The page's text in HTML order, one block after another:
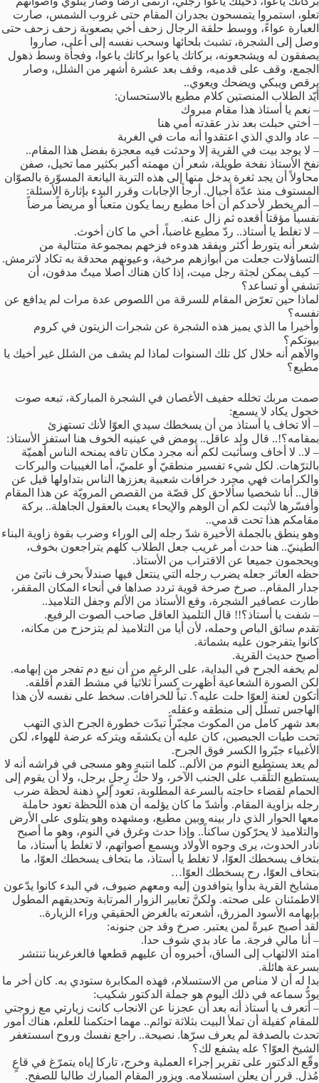
تعلو، استمروا يتمسحون بجدران المقام حتى غروب الشمس، صارت
العبارة عواءً، ووسط حلقة الرجال زحف أخي بصعوبة زحف زحف حتى
وصل إلى الشجرة، تشبث بلحائها وسحب نفسه إلى أعلى، صاروا
يصفقون له ويشجعونه، بركاتك ياعوا بركاتك ياعوا، وفجأة وسط ذهول
الجمع، وقف على قدميه، وقف بعد عشرة أشهر من الشلل، وصار
يرقص ويبكي ويضحك ويعوي..
أيّد الطلاب المنصتين كلام مطيع بالاستحسان:
– نعم يا أستاذ هذا مقام مبروك
– أختي حبلت بعد نذر عقدته أمي هنا
– عاد والدي الذي اعتقدوا أنه مات في الغربة
– لا يوجد بيت في القرية إلا وحدثت فيه معجزة بفضل هذا المقام..
نفخ الأستاذ نفخة طويلة، شعر أن مهمته أكبر بكثير مما تخيل، صفن
محاولاً أن يجد ثغرة يدخل منها إلى هذه التربة اليانعة المسوّرة بالصوّان
المستوف منذ عدّة أجيال. أرجأ الإجابات وقرر البدء بإثارة الأسئلة:
– ألم يخطر لأحدكم أن أخا مطيع ربما يكون متعباُ أو مريضاً مرضاً
نفسياً مؤقتا أقعده ثم زال عنه.
– لا تغلط يا أستاذ.. ردّ مطيع غاضباً، أخي ما كان أخوث.
شعر أنه يتورط أكثر ويفقد هدوءه فزخهم بمجموعة متتالية من
التساؤلات جعلت من أبوازهم مرخية، وعيونهم محدقة به تكاد لاترمش.
– كيف يمكن لجثة رجل ميت، إذا كان هناك أصلا ميتٌ مدفون، أن
تشفي أو تساعد؟
لماذا حين تعرّض المقام للسرقة من اللصوص عدة مرات لم يدافع عن
نفسه؟
وأخيرا ما الذي يميز هذه الشجرة عن شجرات الزيتون في كروم
بيوتكم؟
والأهم أنه خلال كل تلك السنوات لماذا لم يشف من الشلل غير أخيك يا
مطيع؟
صمت مربك تخلله حفيف الأغصان في الشجرة المباركة، تبعه صوت
خجول يكاد لا يسمع:
– ألا تخاف يا أستاذ من أن يسخطك سيدي العوّا لأنك تستهزئ
بمقامه؟!.. قال ولد عاقل.. يومض في عينيه الخوف هنا استفز الأستاذ:
– لا.. لا أخاف وسأثبت لكم أنه مجرد مكان تافه يمنحه الناس أهميّة
بالترّهات. لكل شيء تفسير منطقيّ أو علميّ، أما الغيبيات والبركات
والكرامات فهي مجرد خرافات شعبية يعززها الناس بتداولها قيل عن
قال.. أنا شخصيا سألاحق كل قصّة من القصص المرويّة عن هذا المقام
وأفسّرها لأثبت لكم أن الوهم والإيحاء يعبث بالعقول الجاهلة.. بركة
مقامكم هذا تحت قدمي..
وهو ينطق بالجملة الأخيرة شدّ رجله إلى الوراء وضرب بقوة زاوية البناء
الطينيّ.. هنا حدث أمر غريب جعل الطلاب كلهم يتراجعون بخوف،
ويحجمون جميعا عن الاقتراب من الأستاذ.
حظه العاثر جعله يضرب رجله التي ينتعل فيها صندلاً بحرف ناتئ من
جدار المقام.. صرخ صرخة قوية تردد صداها في أنحاء المكان المقفر،
طارت عصافير الشجرة، وقع الأستاذ من الألم وجفل التلاميذ..
– شفت يا أستاذ؟!! قال التلميذ العاقل صاحب الصوت الرفيع.
تقدم سائق الباص وحمله، لأن أيا من التلاميذ لم يتزحزح من مكانه،
كانوا يتفرجون عليه بشماتة.
أصبح حديث القرية.
لم يخفه الجرح في البداية، على الرغم من أن نبع دم تفجر من إبهامه.
لكن الصورة الشعاعية أظهرت كسراً ثلاثياً في مشط القدم أقلقه.
أتكون لعنة العوّا حلت عليه؟. تباً للخرافات. سخط على نفسه لأن هذا
الهاجس تسلّل إلى منطقه وعقله.
بعد شهر كامل من المكوث مجبّراً تبدّت خطورة الجرح الذي التهب
تحت طيات الجبصين، كان عليه أن يكشفَه ويتركه عرضة للهواء، لكن
الأغبياء جبّروا الكسر فوق الجرح.
لم يعد يستطيع النوم من الألم.. كلما انتبه وهو مسجى في فراشه أنه لا
يستطيع التلّقب على الجنب الآخر، ولا حكَّ رِجلٍ برجل، ولا أن يقوم إلى
الحمام لقضاء حاجته بالسرعة المطلوبة، تعود إلى ذهنة لحظة ضرب
رجله بزاوية المقام. وأشدّ ما كان يؤلمه أن هذه اللّحظة تعود حاملة
معها الحوار الذي دار بينه وبين مطيع، ومشهده وهو يتلوى على الأرض
والتلاميذ لا يحرّكون ساكناً.. وإذا حدث وغرق في النوم، وهو ما أصبح
نادر الحدوث، يرى وجوه الأولاد ويسمع أصواتهم، لا تغلط يا أستاذ، ما
بتخاف يسخطك العوّا، لا تغلط يا أستاذ، ما بتخاف يسخطك العوّا، ما
بتخاف العوّا، رح يسخطك العوّا…
مشايخ القرية بدأوا يتوافدون إليه ومعهم ضيوف، في البدء كانوا يدّعون
الاطمئنان على صحته. ولكنَّ تعابير الزوار المرتابة وتحديقهم المطول
بإبهامه الأسود المزرق، أشعرته بالغرض الحقيقي وراء الزيارة..
لقد أصبح عبرةً لمن يعتبر. صرخ وقد جن جنونه:
– أنا مالي فرجة. ما عاد بدي شوف حدا.
امتد الالتهاب إلى الساق، أخبروه أن عليهم قطعها فالغرغرينا تنتشر
بسرعة هائلة.
بدا له أن لا مناص من الاستسلام، فهذه المكابرة ستودي به. كان أخر ما
يودُّ سماعه في ذلك اليوم هو جملة الدكتور شكيب:
– أتعرف يا أستاذ أنه بعد أن عجزنا عن الانجاب كانت زيارتي مع زوجتي
للمقام كفيلة أن تملأ البيت بثلاثة توائم.. مهما احتكمنا للعلم، هناك أمور
تحدث بالصدفة لم يعرف سرّها. نصيحة.. راجع نفسك وروح اسستغفر
الشيخ العوّا؟ عله يشفع لك؟
وقّع الدكتور على تقرير إجراء العملية وخرج، تاركا إياه يتمرّغ في قاعٍ
مُذل. قرر أن يعلن استسلامه. ويزور المقام المبارك طالبا للصفح.